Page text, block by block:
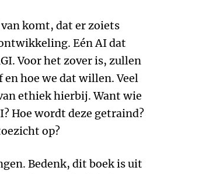
komt, dat er zoiets
Eén AI dat
Voor het zover is, zullen
hoe we dat willen. Veel
ethiek hierbij. Want wie
Hoe wordt deze getraind?
op?
Bedenk, dit boek is uit